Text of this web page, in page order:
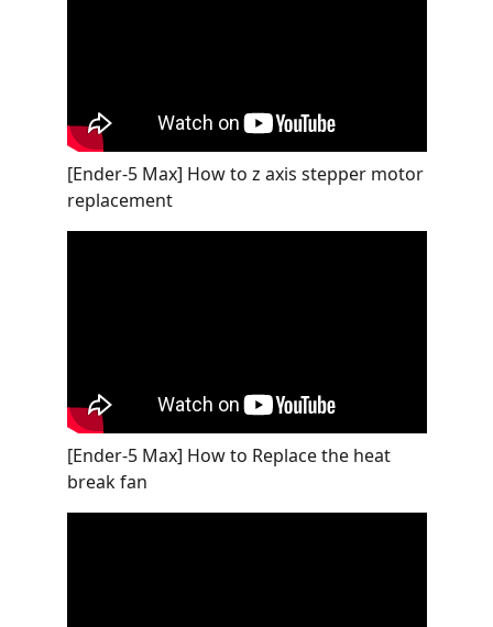
[Ender-5 Max] How to z axis stepper motor
replacement
[Ender-5 Max] How to Replace the heat
break fan